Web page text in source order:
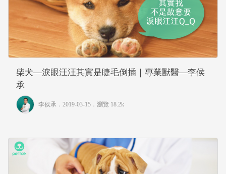
柴犬—淚眼汪汪其實是睫毛倒插｜專業獸醫—李侯
承
李侯承 ．2019-03-15． 瀏覽 18.2k